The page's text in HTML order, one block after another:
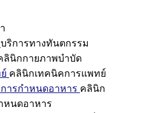
บริการทางทันตกรรม
ลินิกกายภาพบำบัด
คลินิกเทคนิคการแพทย์
ารกำหนดอาหาร คลินิก
หนดอาหาร